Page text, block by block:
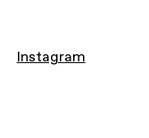
Instagram